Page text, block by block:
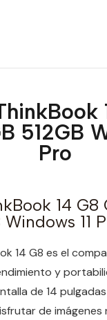
512GB
Pro
14 G8
Windows 11
14 G8 es el
y
de 14
de